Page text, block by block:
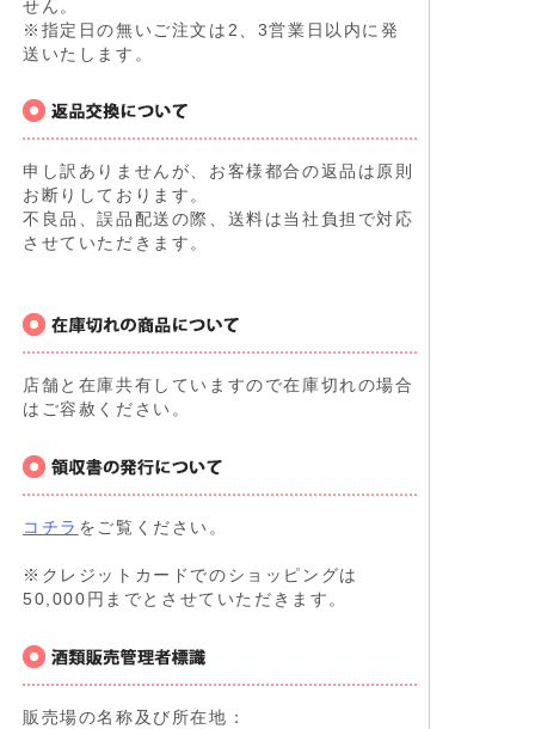
せん。
※指定日の無いご注文は2、3営業日以内に発
送いたします。
申し訳ありませんが、お客様都合の返品は原則
お断りしております。
不良品、誤品配送の際、送料は当社負担で対応
させていただきます。
店舗と在庫共有していますので在庫切れの場合
はご容赦ください。
コチラ をご覧ください。
※クレジットカードでのショッピングは
50,000円までとさせていただきます。
販売場の名称及び所在地：